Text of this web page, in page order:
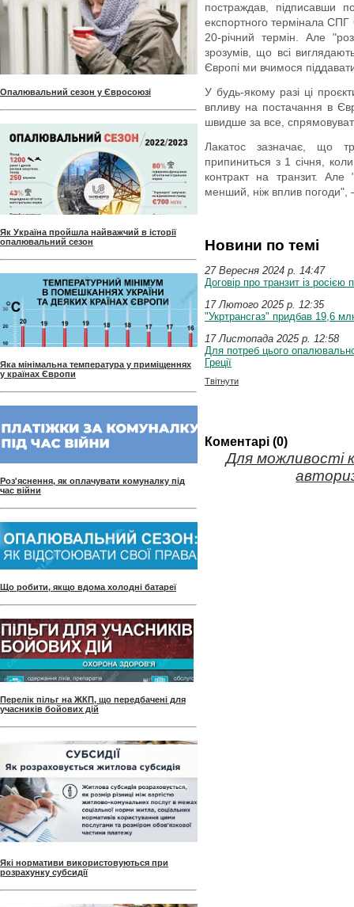
Опалювальний сезон у Євросоюзі
Як Україна пройшла найважчий в історії
опалювальний сезон
Яка мінімальна температура у приміщеннях
у країнах Європи
Роз'яснення, як оплачувати комуналку під
час війни
Що робити, якщо вдома холодні батареї
Перелік пільг на ЖКП, що передбачені для
учасників бойових дій
Які нормативи використовуються при
розрахунку субсидії
постраждав, підписавши
експортного термінала
20-річний термін. Але
зрозумів, що всі
Європі ми вчимося
У будь-якому разі ці
впливу на постачання в
швидше за все,
Лакатос зазначає, що
припиниться з 1 січня, коли
контракт на транзит. Але
менший, ніж вплив погоди",
Новини по темі
27 Вересня 2024 p. 14:47
Договір про транзит із
17 Лютого 2025 p. 12:35
"Укртрансгаз" придбав 19,6
17 Листопада 2025 p. 12:58
Для потреб цього
Греції
Твітнути
Коментарі (0)
Для можливості